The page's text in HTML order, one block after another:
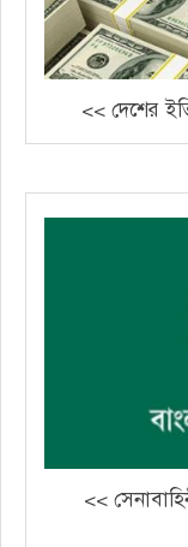
<< দেশের
<<